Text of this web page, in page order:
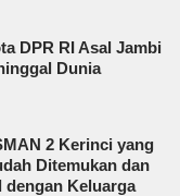
DPR RI Asal Jambi
Dunia
2 Kerinci yang
Ditemukan dan
dengan Keluarga